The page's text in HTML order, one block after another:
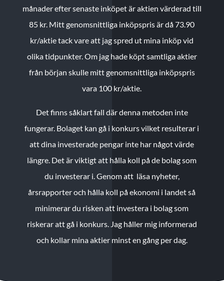
månader efter senaste inköpet är aktien värderad till
85 kr. Mitt genomsnittliga inköpspris är då 73.90
kr/aktie tack vare att jag spred ut mina inköp vid
olika tidpunkter. Om jag hade köpt samtliga aktier
från början skulle mitt genomsnittliga inköpspris
vara 100 kr/aktie.
Det finns såklart fall där denna metoden inte
fungerar. Bolaget kan gå i konkurs vilket resulterar i
att dina investerade pengar inte har något värde
längre. Det är viktigt att hålla koll på de bolag som
du investerar i. Genom att läsa nyheter,
årsrapporter och hålla koll på ekonomi i landet så
minimerar du risken att investera i bolag som
riskerar att gå i konkurs. Jag håller mig informerad
och kollar mina aktier minst en gång per dag.